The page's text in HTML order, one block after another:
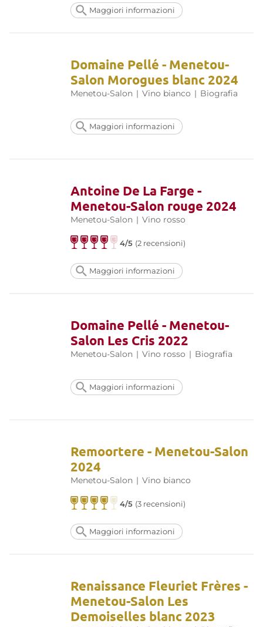
Maggiori informazioni
Domaine Pellé - Menetou-
Salon Morogues blanc 2024
Menetou-Salon | Vino bianco | Biografia
Maggiori informazioni
Antoine De La Farge -
Menetou-Salon rouge 2024
Menetou-Salon | Vino rosso
4/5 (2 recensioni)
Maggiori informazioni
Domaine Pellé - Menetou-
Salon Les Cris 2022
Menetou-Salon | Vino rosso | Biografia
Maggiori informazioni
Remoortere - Menetou-Salon
2024
Menetou-Salon | Vino bianco
4/5 (3 recensioni)
Maggiori informazioni
Renaissance Fleuriet Frères -
Menetou-Salon Les
Demoiselles blanc 2023